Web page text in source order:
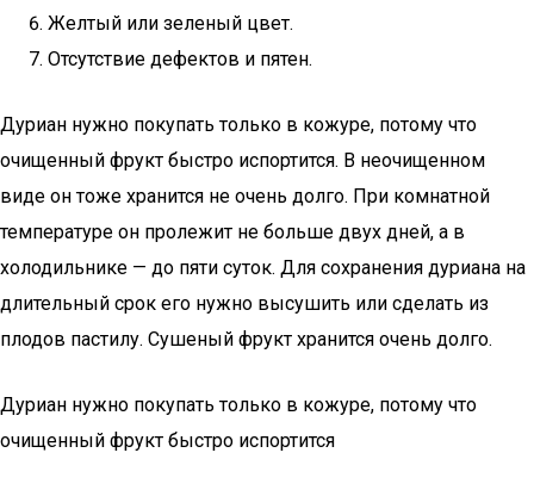
Желтый или зеленый цвет.
Отсутствие дефектов и пятен.
Дуриан нужно покупать только в кожуре, потому что
очищенный фрукт быстро испортится. В неочищенном
виде он тоже хранится не очень долго. При комнатной
температуре он пролежит не больше двух дней, а в
холодильнике — до пяти суток. Для сохранения дуриана на
длительный срок его нужно высушить или сделать из
плодов пастилу. Сушеный фрукт хранится очень долго.
Дуриан нужно покупать только в кожуре, потому что
очищенный фрукт быстро испортится